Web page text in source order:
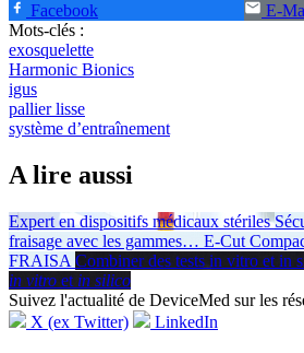
Facebook
E-
Mots-clés :
exosquelette
Harmonic Bionics
igus
pallier lisse
système d’entraînement
A lire aussi
Expert en dispositifs médicaux stériles
fraisage avec les gammes… E-Cut
FRAISA Combiner des tests in vitro et in
in vitro et in silico
Suivez l'actualité de DeviceMed sur les
X (ex Twitter)
LinkedIn